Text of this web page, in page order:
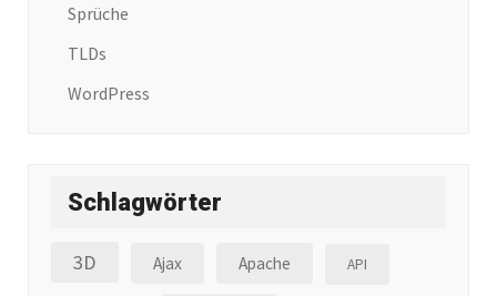
Sprüche
TLDs
WordPress
Schlagwörter
3D Ajax Apache API